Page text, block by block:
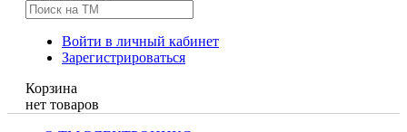
Войти в личный кабинет
Зарегистрироваться
Корзина
нет товаров